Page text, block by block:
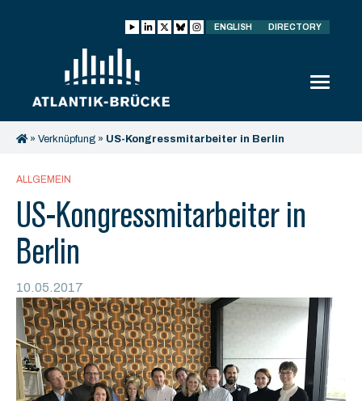
ENGLISH DIRECTORY
» Verknüpfung » US-Kongressmitarbeiter in Berlin
ALLGEMEIN
US-Kongressmitarbeiter in
Berlin
10.05.2017